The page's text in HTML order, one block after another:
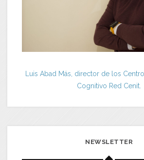
Luis Abad Más, director de los
Cognitivo Red Cenit.
NEWSLETTER